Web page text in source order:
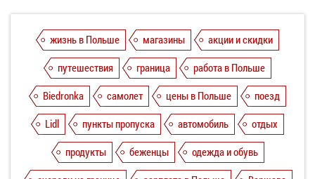
жизнь в Польше магазины
акции и скидки
путешествия
граница
работа в Польше
Biedronka
самолет цены в Польше
поезд
Lidl
пункты пропуска автомобиль
отдых
продукты
беженцы
одежда и обувь